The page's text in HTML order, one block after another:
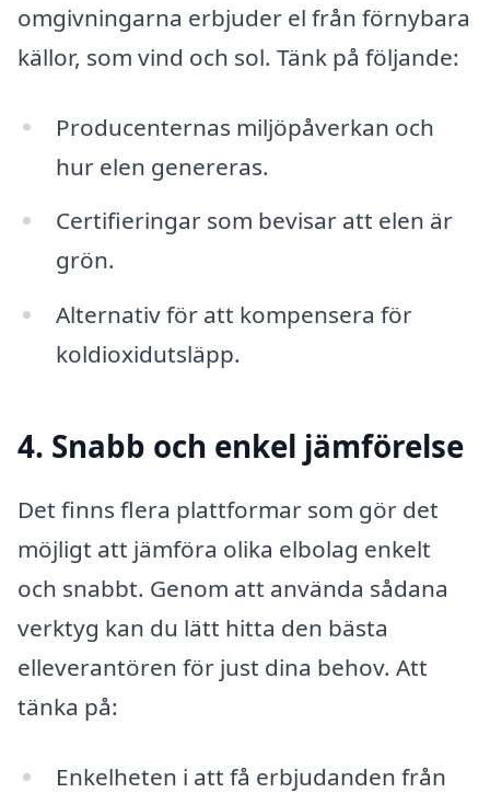
omgivningarna erbjuder el från förnybara
källor, som vind och sol. Tänk på följande:
Producenternas miljöpåverkan och
hur elen genereras.
Certifieringar som bevisar att elen är
grön.
Alternativ för att kompensera för
koldioxidutsläpp.
4. Snabb och enkel jämförelse
Det finns flera plattformar som gör det
möjligt att jämföra olika elbolag enkelt
och snabbt. Genom att använda sådana
verktyg kan du lätt hitta den bästa
elleverantören för just dina behov. Att
tänka på:
Enkelheten i att få erbjudanden från